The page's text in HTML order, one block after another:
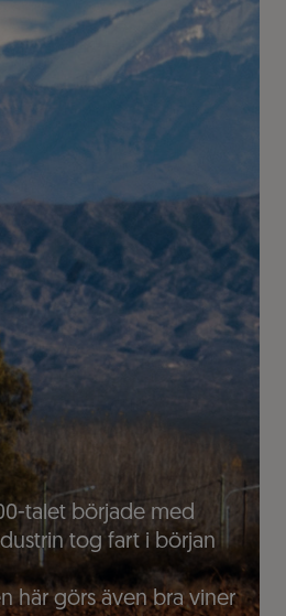
talet började med
tog fart i början
här görs även bra viner